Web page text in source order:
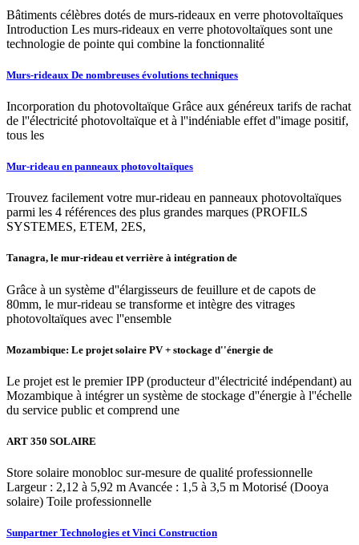
Bâtiments célèbres dotés de murs-rideaux en verre photovoltaïques
Introduction Les murs-rideaux en verre photovoltaïques sont une
technologie de pointe qui combine la fonctionnalité
Murs-rideaux De nombreuses évolutions techniques
Incorporation du photovoltaïque Grâce aux généreux tarifs de rachat
de l''électricité photovoltaïque et à l''indéniable effet d''image positif,
tous les
Mur-rideau en panneaux photovoltaïques
Trouvez facilement votre mur-rideau en panneaux photovoltaïques
parmi les 4 références des plus grandes marques (PROFILS
SYSTEMES, ETEM, 2ES,
Tanagra, le mur-rideau et verrière à intégration de
Grâce à un système d''élargisseurs de feuillure et de capots de
80mm, le mur-rideau se transforme et intègre des vitrages
photovoltaïques avec l''ensemble
Mozambique: Le projet solaire PV + stockage d''énergie de
Le projet est le premier IPP (producteur d''électricité indépendant) au
Mozambique à intégrer un système de stockage d''énergie à l''échelle
du service public et comprend une
ART 350 SOLAIRE
Store solaire monobloc sur-mesure de qualité professionnelle
Largeur : 2,12 à 5,92 m Avancée : 1,5 à 3,5 m Motorisé (Dooya
solaire) Toile professionnelle
Sunpartner Technologies et Vinci Construction